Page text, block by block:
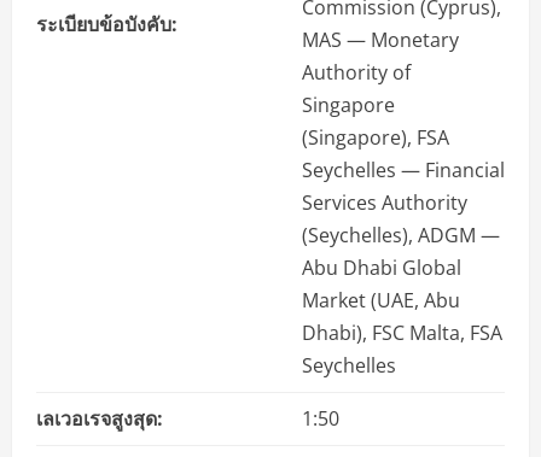
ระเบียบข้อบังคับ:
Commission (Cyprus),
MAS — Monetary
Authority of
Singapore
(Singapore), FSA
Seychelles — Financial
Services Authority
(Seychelles), ADGM —
Abu Dhabi Global
Market (UAE, Abu
Dhabi), FSC Malta, FSA
Seychelles
เลเวอเรจสูงสุด:
1:50